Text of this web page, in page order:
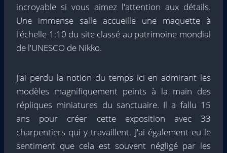
incroyable si vous aimez l'attention aux détails.
Une immense salle accueille une maquette à
l'échelle 1:10 du site classé au patrimoine mondial
de l'UNESCO de Nikko.
J'ai perdu la notion du temps ici en admirant les
modèles magnifiquement peints à la main des
répliques miniatures du sanctuaire. Il a fallu 15
ans pour créer cette exposition avec 33
charpentiers qui y travaillent. J'ai également eu le
sentiment que cela est souvent négligé par les